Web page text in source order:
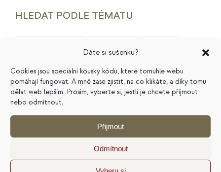
Dáte si sušenku?
Cookies jsou speciální kousky kódu, které tomuhle webu
pomáhají fungovat. A mně zase zjistit, na co klikáte, a díky tomu
dělat web lepším. Prosím, vyberte si, jestli je chcete přijmout
nebo odmítnout.
Přijmout
Odmítnout
HLEDAT PODLE TÉMATU
intuice
konkurence legacy
magie
marketing
podnikání
psychologie
služby
sociální sítě strategie
tarot